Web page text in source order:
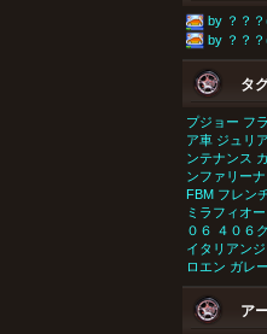
by ？？？
by ？？？
タ
プジョー フ
ア車 ジュリ
ンテナンス
ンファリーナ
FBM フレン
ミラフィオ
０６ ４０６
イタリアン
ロエン ガレ
ア